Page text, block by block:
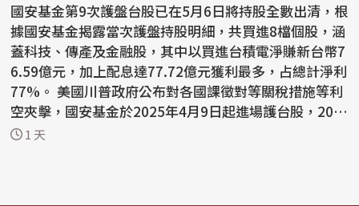
國安基金第9次護盤台股已在5月6日將持股全數出清，根
據國安基金揭露當次護盤持股明細，共買進8檔個股，涵
蓋科技、傳產及金融股，其中以買進台積電淨賺新台幣7
6.59億元，加上配息達77.72億元獲利最多，占總計淨利
77%。 美國川普政府公布對各國課徵對等關稅措施等利
空夾擊，國安基金於2025年4月9日起進場護台股，202
6...1 天